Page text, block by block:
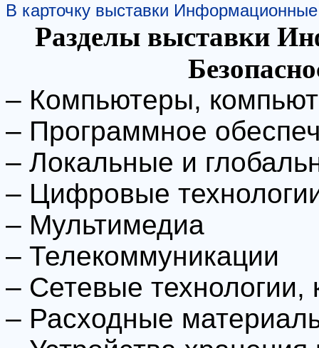
В карточку выставки
Разделы выставки
– Компьютеры,
– Программное
– Локальные и
– Цифровые
– Мультимедиа
– Телекоммуникации
– Сетевые технологии,
– Расходные